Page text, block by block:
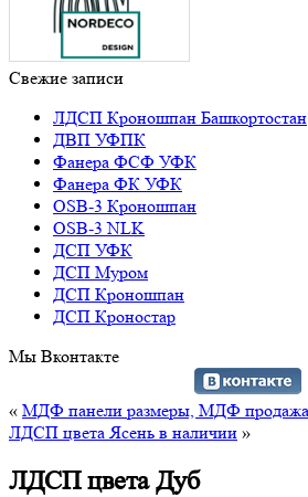
Свежие записи
ЛДСП Кроношпан Башкортостан
ДВП УФПК
Фанера ФСФ УФК
Фанера ФК УФК
OSB-3 Кроношпан
OSB-3 NLK
ДСП УФК
ДСП Муром
ДСП Кроношпан
ДСП Кроностар
Мы Вконтакте
«МДФ панели размеры, МДФ продажа
ЛДСП цвета Ясень в наличии»
ЛДСП цвета Дуб